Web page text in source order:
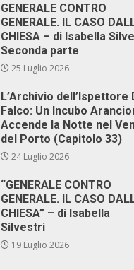
GENERALE CONTRO
GENERALE. IL CASO
CHIESA – di Isabella
Seconda parte
25 Luglio 2026
L’Archivio dell’Ispettore
Falco: Un Incubo
Accende la Notte nel
del Porto (Capitolo 33)
24 Luglio 2026
“GENERALE CONTRO
GENERALE. IL CASO
CHIESA” – di Isabella
Silvestri
19 Luglio 2026